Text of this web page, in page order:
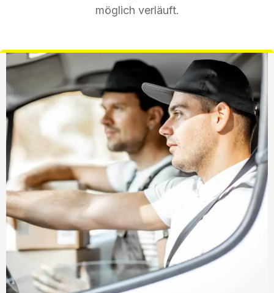
möglich verläuft.